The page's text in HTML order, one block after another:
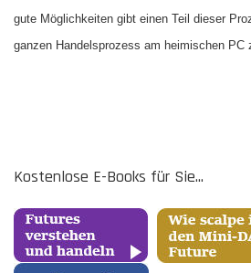
gute Möglichkeiten gibt einen Teil dieser
ganzen Handelsprozess am heimischen PC
Kostenlose E-Books für Sie...